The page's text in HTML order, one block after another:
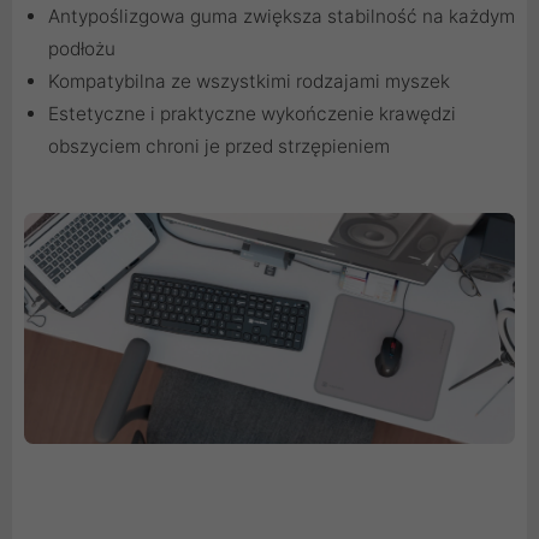
Antypoślizgowa guma zwiększa stabilność na każdym
podłożu
Kompatybilna ze wszystkimi rodzajami myszek
Estetyczne i praktyczne wykończenie krawędzi
obszyciem chroni je przed strzępieniem